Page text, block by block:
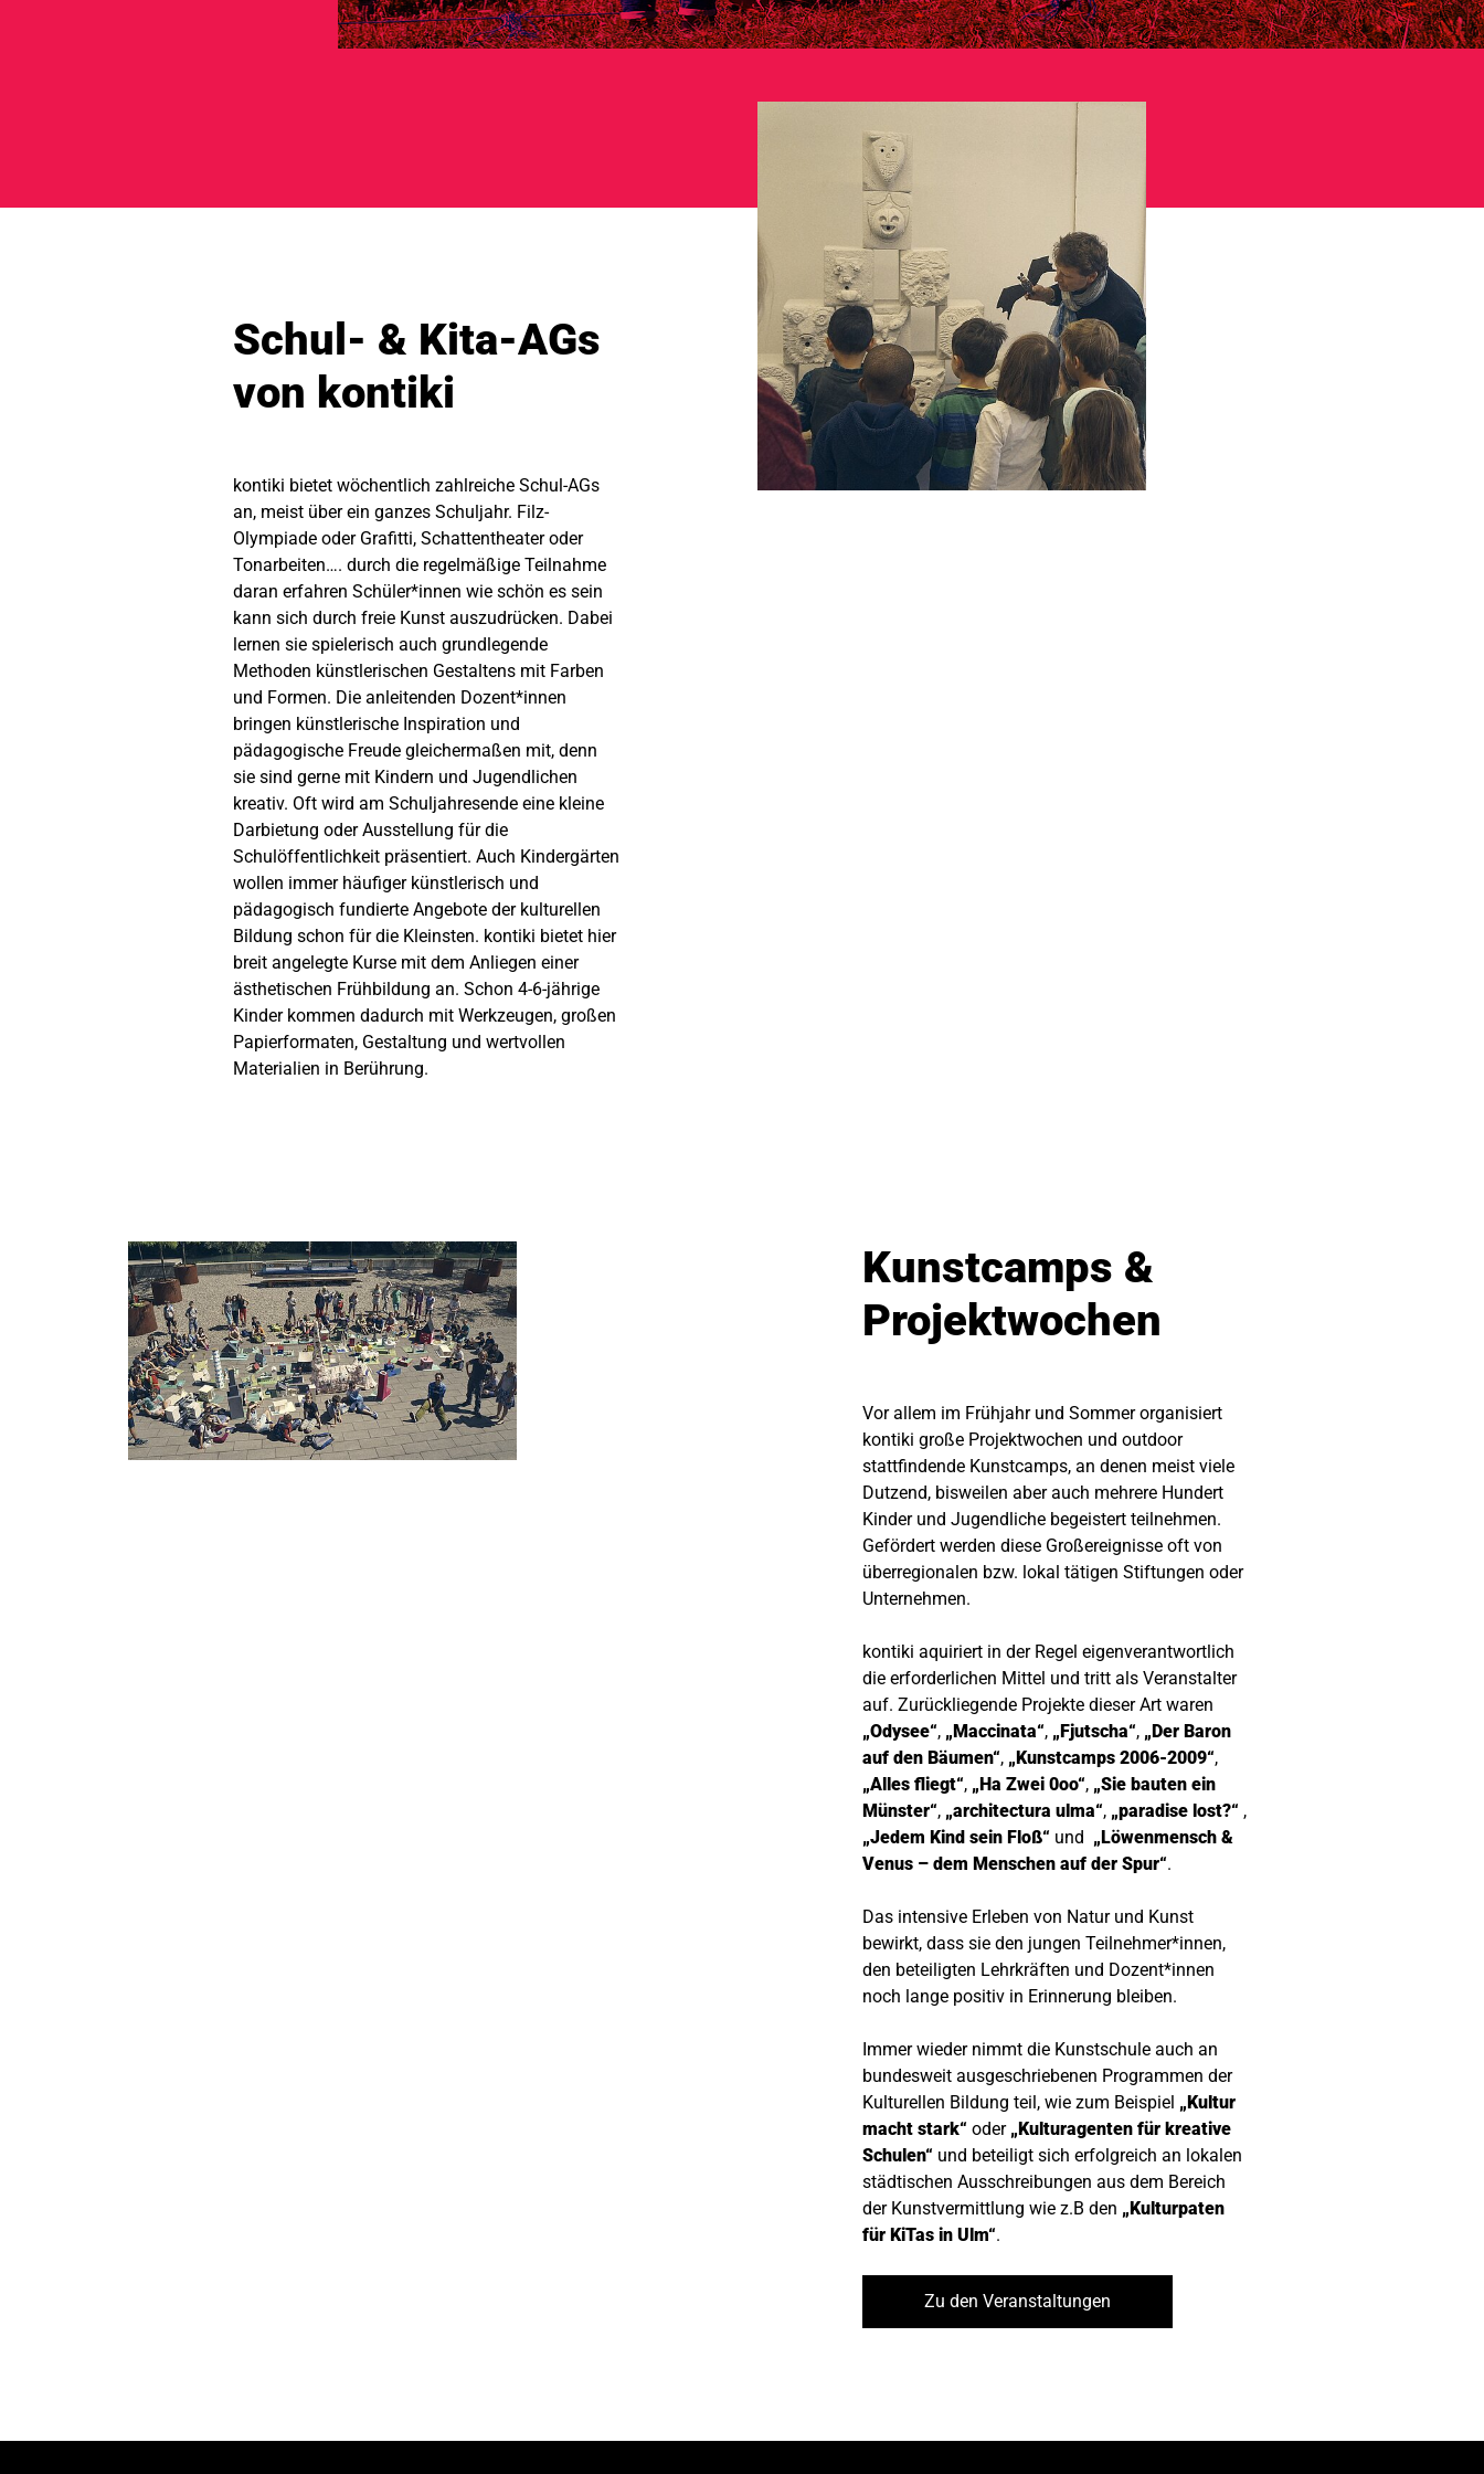
Schul- & Kita-AGs
von kontiki
kontiki bietet wöchentlich zahlreiche Schul-AGs
an, meist über ein ganzes Schuljahr. Filz-
Olympiade oder Grafitti, Schattentheater oder
Tonarbeiten…. durch die regelmäßige Teilnahme
daran erfahren Schüler*innen wie schön es sein
kann sich durch freie Kunst auszudrücken. Dabei
lernen sie spielerisch auch grundlegende
Methoden künstlerischen Gestaltens mit Farben
und Formen. Die anleitenden Dozent*innen
bringen künstlerische Inspiration und
pädagogische Freude gleichermaßen mit, denn
sie sind gerne mit Kindern und Jugendlichen
kreativ. Oft wird am Schuljahresende eine kleine
Darbietung oder Ausstellung für die
Schulöffentlichkeit präsentiert. Auch Kindergärten
wollen immer häufiger künstlerisch und
pädagogisch fundierte Angebote der kulturellen
Bildung schon für die Kleinsten. kontiki bietet hier
breit angelegte Kurse mit dem Anliegen einer
ästhetischen Frühbildung an. Schon 4-6-jährige
Kinder kommen dadurch mit Werkzeugen, großen
Papierformaten, Gestaltung und wertvollen
Materialien in Berührung.
Kunstcamps &
Projektwochen
Vor allem im Frühjahr und Sommer organisiert
kontiki große Projektwochen und outdoor
stattfindende Kunstcamps, an denen meist viele
Dutzend, bisweilen aber auch mehrere Hundert
Kinder und Jugendliche begeistert teilnehmen.
Gefördert werden diese Großereignisse oft von
überregionalen bzw. lokal tätigen Stiftungen oder
Unternehmen.
kontiki aquiriert in der Regel eigenverantwortlich
die erforderlichen Mittel und tritt als Veranstalter
auf. Zurückliegende Projekte dieser Art waren
„Odysee“, „Maccinata“, „Fjutscha“, „Der Baron
auf den Bäumen“, „Kunstcamps 2006-2009“,
„Alles fliegt“, „Ha Zwei 0oo“, „Sie bauten ein
Münster“, „architectura ulma“, „paradise lost?“ ,
„Jedem Kind sein Floß“ und „Löwenmensch &
Venus – dem Menschen auf der Spur“.
Das intensive Erleben von Natur und Kunst
bewirkt, dass sie den jungen Teilnehmer*innen,
den beteiligten Lehrkräften und Dozent*innen
noch lange positiv in Erinnerung bleiben.
Immer wieder nimmt die Kunstschule auch an
bundesweit ausgeschriebenen Programmen der
Kulturellen Bildung teil, wie zum Beispiel „Kultur
macht stark“ oder „Kulturagenten für kreative
Schulen“ und beteiligt sich erfolgreich an lokalen
städtischen Ausschreibungen aus dem Bereich
der Kunstvermittlung wie z.B den „Kulturpaten
für KiTas in Ulm“.
Zu den Veranstaltungen